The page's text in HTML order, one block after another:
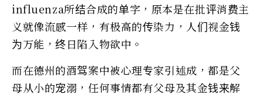
influenza所结合成的单字，原本是在批评消费主
义就像流感一样，有极高的传染力，人们视金钱
为万能，终日陷入物欲中。
而在德州的酒驾案中被心理专家引述成，都是父
母从小的宠溺，任何事情都有父母及其金钱来解